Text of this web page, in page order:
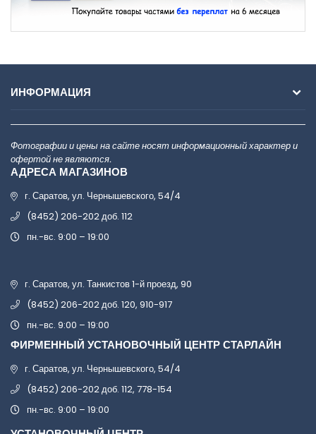
ИНФОРМАЦИЯ
Фотографии и цены на сайте носят информационный характер и
офертой не являются.
АДРЕСА МАГАЗИНОВ
г. Саратов, ул. Чернышевского, 54/4
(8452) 206-202 доб. 112
пн.-вс. 9:00 – 19:00
г. Саратов, ул. Танкистов 1-й проезд, 90
(8452) 206-202 доб. 120, 910-917
пн.-вс. 9:00 – 19:00
ФИРМЕННЫЙ УСТАНОВОЧНЫЙ ЦЕНТР СТАРЛАЙН
г. Саратов, ул. Чернышевского, 54/4
(8452) 206-202 доб. 112, 778-154
пн.-вс. 9:00 – 19:00